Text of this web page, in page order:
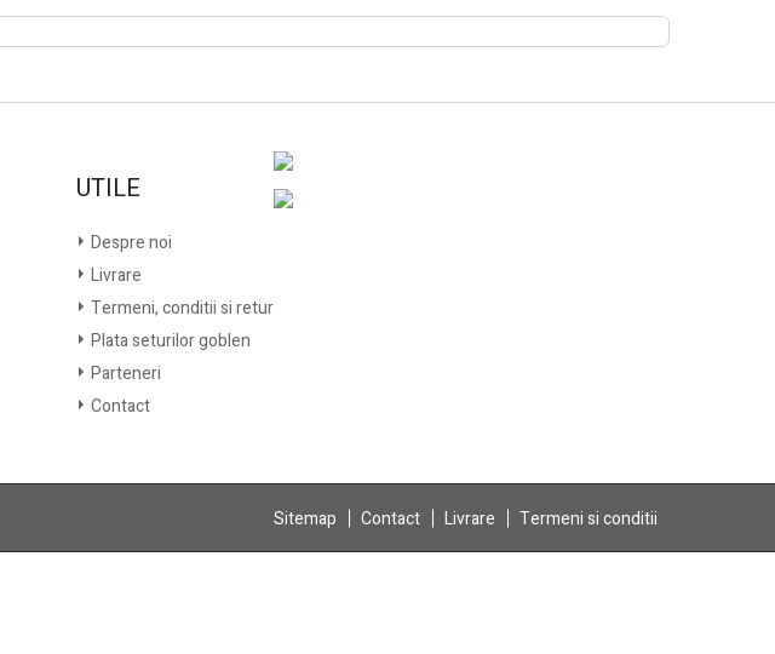
LA EASYBOX
UTILE
Despre noi
Livrare
Termeni, conditii si retur
Plata seturilor goblen
Parteneri
Contact
Sitemap Contact Livrare Termeni si conditii